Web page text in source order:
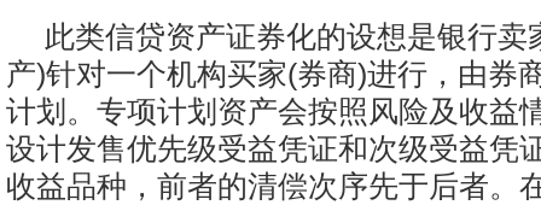
此类信贷资产证券化的设想是银行卖
产)针对一个机构买家(券商)进行，由券
计划。专项计划资产会按照风险及收益
设计发售优先级受益凭证和次级受益凭
收益品种，前者的清偿次序先于后者。